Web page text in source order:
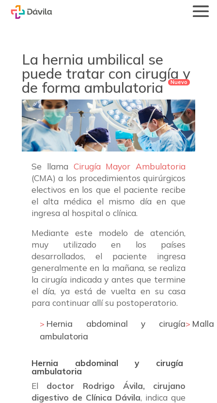
La hernia umbilical se
puede tratar con cirugía y
de forma ambulatoria
Se llama Cirugía Mayor Ambulatoria
(CMA) a los procedimientos quirúrgicos
electivos en los que el paciente recibe
el alta médica el mismo día en que
ingresa al hospital o clínica.
Mediante este modelo de atención,
muy utilizado en los países
desarrollados, el paciente ingresa
generalmente en la mañana, se realiza
la cirugía indicada y antes que termine
el día, ya está de vuelta en su casa
para continuar allí su postoperatorio.
Hernia abdominal y cirugía
ambulatoria
Malla
Hernia abdominal y cirugía
ambulatoria
El doctor Rodrigo Ávila, cirujano
digestivo de Clínica Dávila, indica que